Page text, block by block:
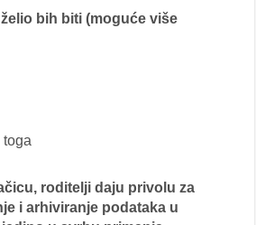
bih biti (moguće više
toga
roditelji daju privolu za
i arhiviranje podataka u